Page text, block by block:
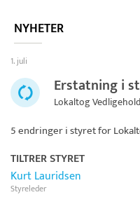
NYHETER
1. juli
Erstatning i
Lokaltog
5 endringer i styret for
TILTRER STYRET
Kurt Lauridsen
Styreleder